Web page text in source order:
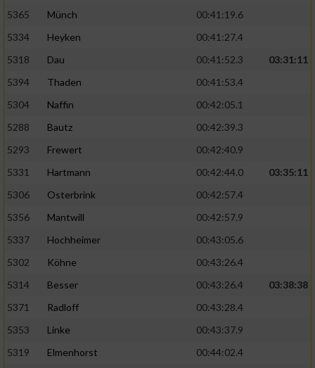
5365 Münch
00:41:19.6
5334
Heyken
00:41:27.4
5318
Dau 00:41:52.3
03:31:11
5394
Thaden
00:41:53.4
5304
Naffin
00:42:05.1
5288
Bautz
00:42:39.3
5293
Frewert
00:42:40.9
5331
Hartmann 00:42:44.0
03:35:11
5306
Osterbrink
00:42:57.4
5356
Mantwill
00:42:57.9
5337
Hochheimer
00:43:05.6
5302
Köhne
00:43:26.4
5314
Besser 00:43:26.4
03:38:38
5371
Radloff
00:43:28.4
5353
Linke
00:43:37.9
5319
Elmenhorst
00:44:02.4